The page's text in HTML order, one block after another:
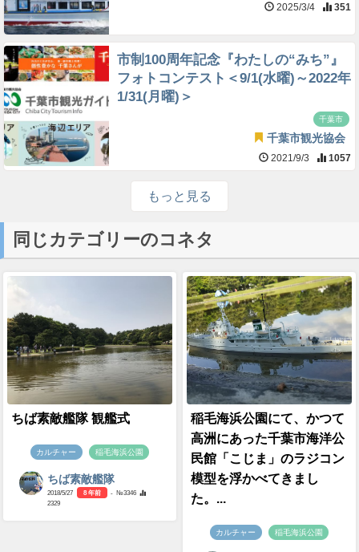
2025/3/4 351
市制100周年記念『わたしの“みち”』
フォトコンテスト＜9/1(水曜)～2022年
1/31(月曜)＞
千葉市
千葉市観光協会
2021/9/3 1057
もっと見る
同じカテゴリーのコネタ
ちば素敵艦隊 観艦式
カルチャー 稲毛海浜公園
ちば素敵艦隊
2018/5/27 8 年前
- №3346
2329
稲毛海浜公園にて、かつて
高洲にあった千葉市海洋公
民館「こじま」のラジコン
模型を浮かべてきまし
た。...
カルチャー 稲毛海浜公園